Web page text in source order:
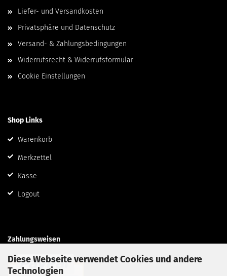
Diese Webseite verwendet Cookies und andere
Technologien
Liefer- und Versandkosten
Privatsphäre und Datenschutz
Versand- & Zahlungsbedingungen
Widerrufsrecht & Widerrufsformular
Cookie Einstellungen
Shop Links
Warenkorb
Merkzettel
Kasse
Logout
Zahlungsweisen